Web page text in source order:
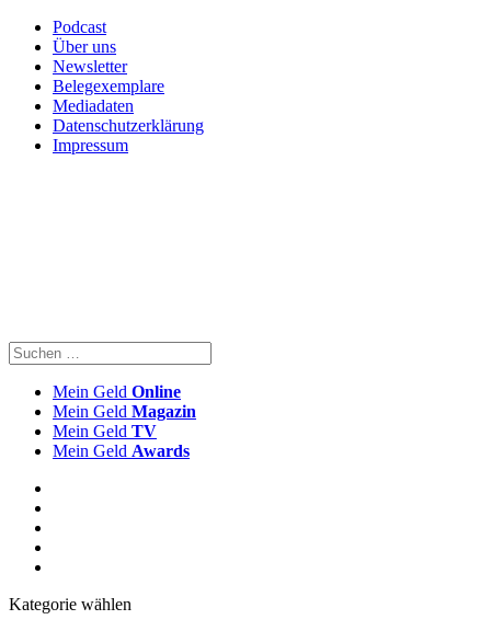
Podcast
Über uns
Newsletter
Belegexemplare
Mediadaten
Datenschutzerklärung
Impressum
Mein Geld Online
Mein Geld Magazin
Mein Geld TV
Mein Geld Awards
Kategorie wählen